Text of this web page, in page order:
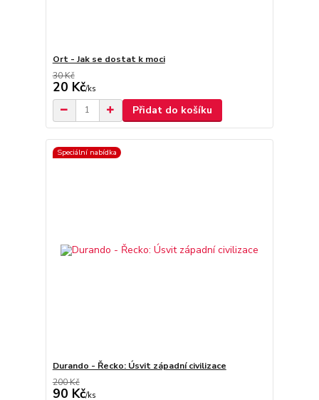
Ort - Jak se dostat k moci
30 Kč
20 Kč/ks
Přidat do košíku
Speciální nabídka
Durando - Řecko: Úsvit západní civilizace
200 Kč
90 Kč/ks